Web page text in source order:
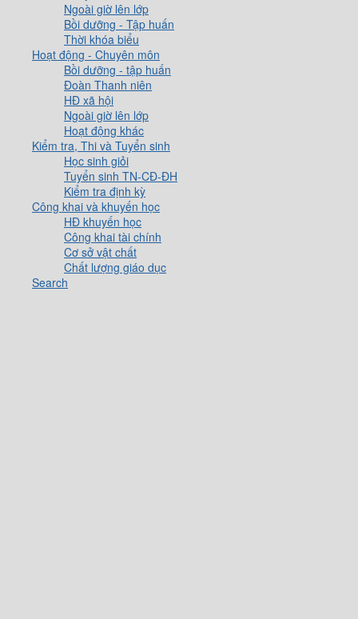
Ngoài giờ lên lớp
Bồi dưỡng - Tập huấn
Thời khóa biểu
Hoạt động - Chuyên môn
Bồi dưỡng - tập huấn
Đoàn Thanh niên
HĐ xã hội
Ngoài giờ lên lớp
Hoạt động khác
Kiểm tra, Thi và Tuyển sinh
Học sinh giỏi
Tuyển sinh TN-CĐ-ĐH
Kiểm tra định kỳ
Công khai và khuyến học
HĐ khuyến học
Công khai tài chính
Cơ sở vật chất
Chất lượng giáo dục
Search